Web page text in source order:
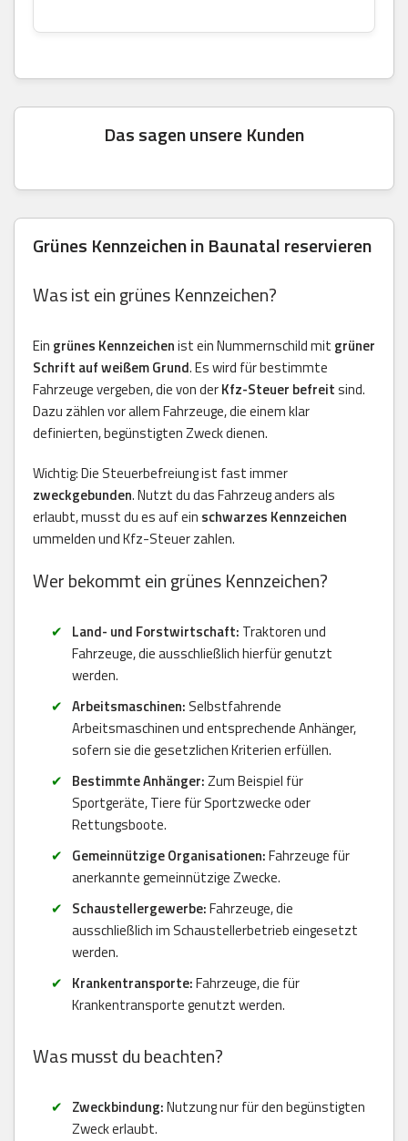
Das sagen unsere Kunden
Grünes Kennzeichen in Baunatal reservieren
Was ist ein grünes Kennzeichen?
Ein grünes Kennzeichenist ein Nummernschild mit grüner
Schrift auf weißem Grund. Es wird für bestimmte
Fahrzeuge vergeben, die von derKfz-Steuer befreitsind.
Dazu zählen vor allem Fahrzeuge, die einem klar
definierten, begünstigten Zweck dienen.
Wichtig: Die Steuerbefreiung ist fast immer
zweckgebunden. Nutzt du das Fahrzeug anders als
erlaubt, musst du es auf ein schwarzes Kennzeichen
ummelden und Kfz-Steuer zahlen.
Wer bekommt ein grünes Kennzeichen?
Land- und Forstwirtschaft: Traktoren und
Fahrzeuge, die ausschließlich hierfür genutzt
werden.
Arbeitsmaschinen: Selbstfahrende
Arbeitsmaschinen und entsprechende Anhänger,
sofern sie die gesetzlichen Kriterien erfüllen.
Bestimmte Anhänger:Zum Beispiel für
Sportgeräte, Tiere für Sportzwecke oder
Rettungsboote.
Gemeinnützige Organisationen:Fahrzeuge für
anerkannte gemeinnützige Zwecke.
Schaustellergewerbe:Fahrzeuge, die
ausschließlich im Schaustellerbetrieb eingesetzt
werden.
Krankentransporte:Fahrzeuge, die für
Krankentransporte genutzt werden.
Was musst du beachten?
Zweckbindung:Nutzung nur für den begünstigten
Zweck erlaubt.